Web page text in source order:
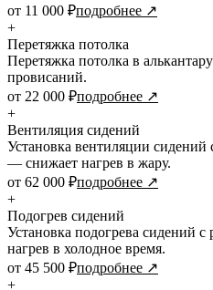
от 11 000 ₽подробнее ↗
+
Перетяжка потолка
Перетяжка потолка в
провисаний.
от 22 000 ₽подробнее ↗
+
Вентиляция сидений
Установка вентиляции
— снижает нагрев в жару.
от 62 000 ₽подробнее ↗
+
Подогрев сидений
Установка подогрева сидений
нагрев в холодное время.
от 45 500 ₽подробнее ↗
+